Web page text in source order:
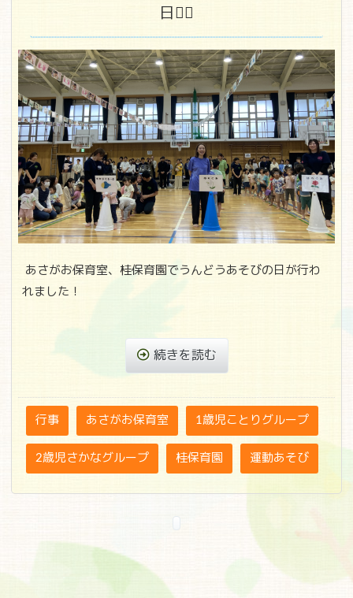
日🏳‍🌈
あさがお保育室、桂保育園でうんどうあそびの日が行わ
れました！
続きを読む
行事 あさがお保育室 1歳児ことりグループ
2歳児さかなグループ 桂保育園 運動あそび